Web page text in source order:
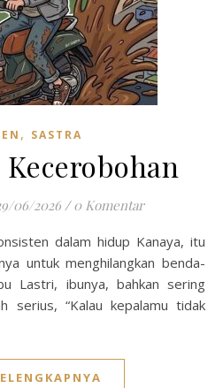
, SASTRA
06/2026 / 0 Komentar
untuk menghilangkan benda-
Lastri, ibunya, bahkan sering
serius, “Kalau kepalamu tidak